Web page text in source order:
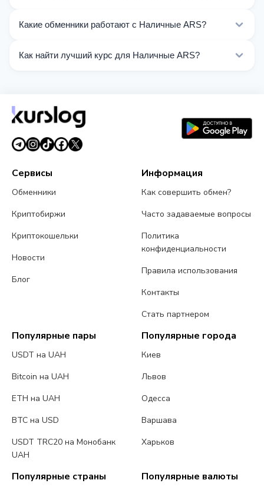
Наличные ARS. Выберите нужное направление из
Какие обменники работают с Наличные ARS?
операции с Наличные ARS.
Как найти лучший курс для Наличные ARS?
реальном времени.
Сервисы
Обменники
Криптобиржи
Криптокошельки
Новости
Блог
Информация
Как совершить обмен?
Часто задаваемые вопросы
Политика
конфиденциальности
Правила использования
Контакты
Стать партнером
Популярные пары
USDT на UAH
Bitcoin на UAH
ETH на UAH
BTC на USD
USDT TRC20 на Монобанк
UAH
Популярные города
Киев
Львов
Одесса
Варшава
Харьков
Популярные страны Популярные валюты